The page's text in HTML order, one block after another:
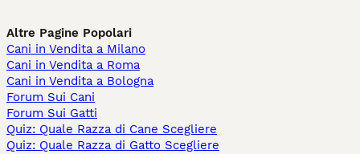
Altre Pagine Popolari
Cani in Vendita a Milano
Cani in Vendita a Roma
Cani in Vendita a Bologna
Forum Sui Cani
Forum Sui Gatti
Quiz: Quale Razza di Cane Scegliere
Quiz: Quale Razza di Gatto Scegliere